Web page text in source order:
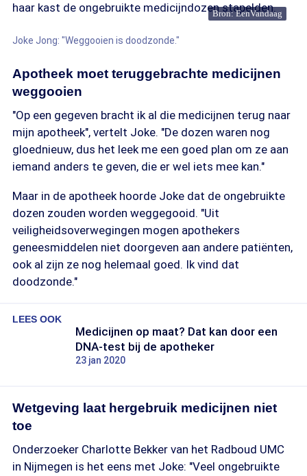
haar kast de ongebruikte medicijndozen stapelden.
Bron: EenVandaag
Joke Jong: "Weggooien is doodzonde."
Apotheek moet teruggebrachte medicijnen
weggooien
"Op een gegeven bracht ik al die medicijnen terug naar
mijn apotheek", vertelt Joke. "De dozen waren nog
gloednieuw, dus het leek me een goed plan om ze aan
iemand anders te geven, die er wel iets mee kan."
Maar in de apotheek hoorde Joke dat de ongebruikte
dozen zouden worden weggegooid. "Uit
veiligheidsoverwegingen mogen apothekers
geneesmiddelen niet doorgeven aan andere patiënten,
ook al zijn ze nog helemaal goed. Ik vind dat
doodzonde."
LEES OOK
Medicijnen op maat? Dat kan door een
DNA-test bij de apotheker
23 jan 2020
Wetgeving laat hergebruik medicijnen niet
toe
Onderzoeker Charlotte Bekker van het Radboud UMC
in Nijmegen is het eens met Joke: "Veel ongebruikte